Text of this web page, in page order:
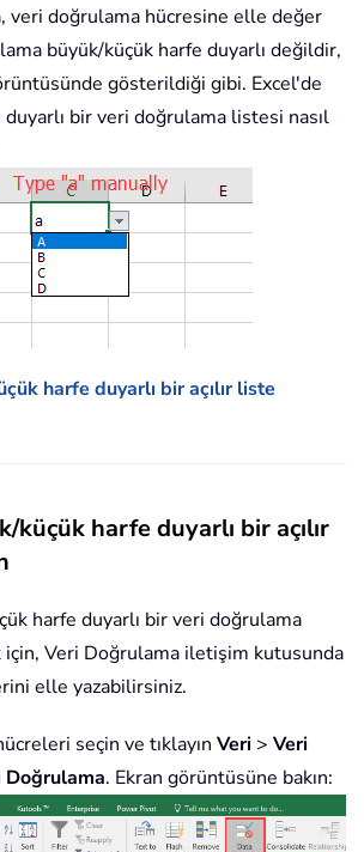
veri doğrulama hücresine elle değer
büyük/küçük harfe duyarlı değildir,
gösterildiği gibi. Excel'de
bir veri doğrulama listesi nasıl
harfe duyarlı bir açılır liste
küçük harfe duyarlı bir açılır
harfe duyarlı bir veri doğrulama
Veri Doğrulama iletişim kutusunda
elle yazabilirsiniz.
seçin ve tıklayın Veri > Veri
Doğrulama. Ekran görüntüsüne bakın: